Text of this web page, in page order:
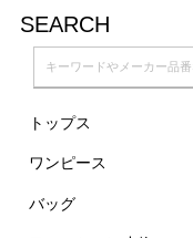
SEARCH
トップス
ワンピース
バッグ